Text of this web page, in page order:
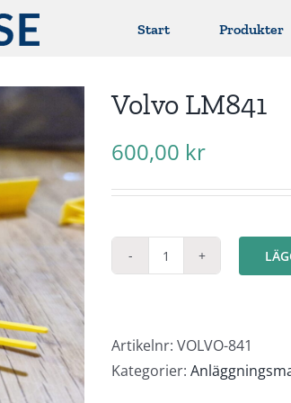
Start Produkter
Volvo LM841
600,00 kr
Volvo
Artikelnr: VOLVO-841
Kategorier: